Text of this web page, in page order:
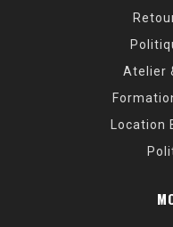
Atelier
Location